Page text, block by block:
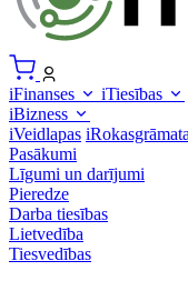
iFinanses
iTiesības
iBizness
iVeidlapas
Pasākumi
Līgumi un darījumi
Pieredze
Darba tiesības
Lietvedība
Tiesvedības